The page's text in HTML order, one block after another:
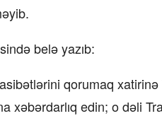
belə yazıb:
qorumaq
xəbərdarlıq edin; o dəli